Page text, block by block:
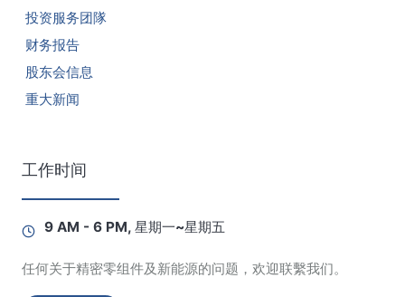
投资服务团隊
财务报告
股东会信息
重大新闻
工作时间
9 AM - 6 PM, 星期一~星期五
任何关于精密零组件及新能源的问题，欢迎联繫我们。